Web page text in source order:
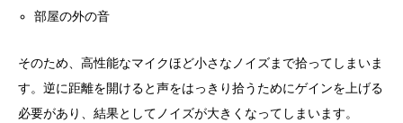
部屋の外の音
そのため、高性能なマイクほど小さなノイズまで拾ってしまいま
す。逆に距離を開けると声をはっきり拾うためにゲインを上げる
必要があり、結果としてノイズが大きくなってしまいます。